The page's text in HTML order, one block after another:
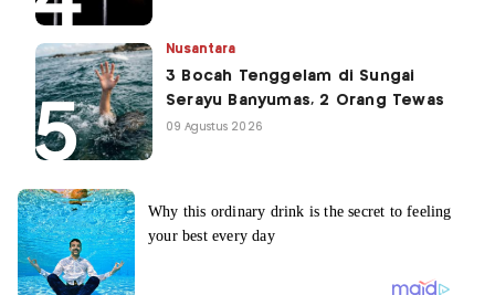
Nusantara
3 Bocah Tenggelam di Sungai
Serayu Banyumas, 2 Orang Tewas
09 Agustus 2026